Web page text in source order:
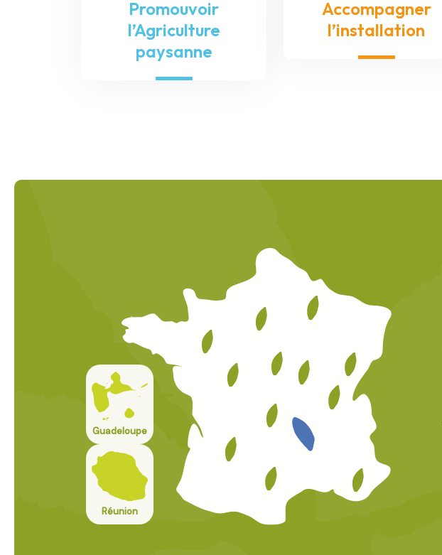
Promouvoir
l’Agriculture
paysanne
Accompagner
l’installation
Guadeloupe
Réunion